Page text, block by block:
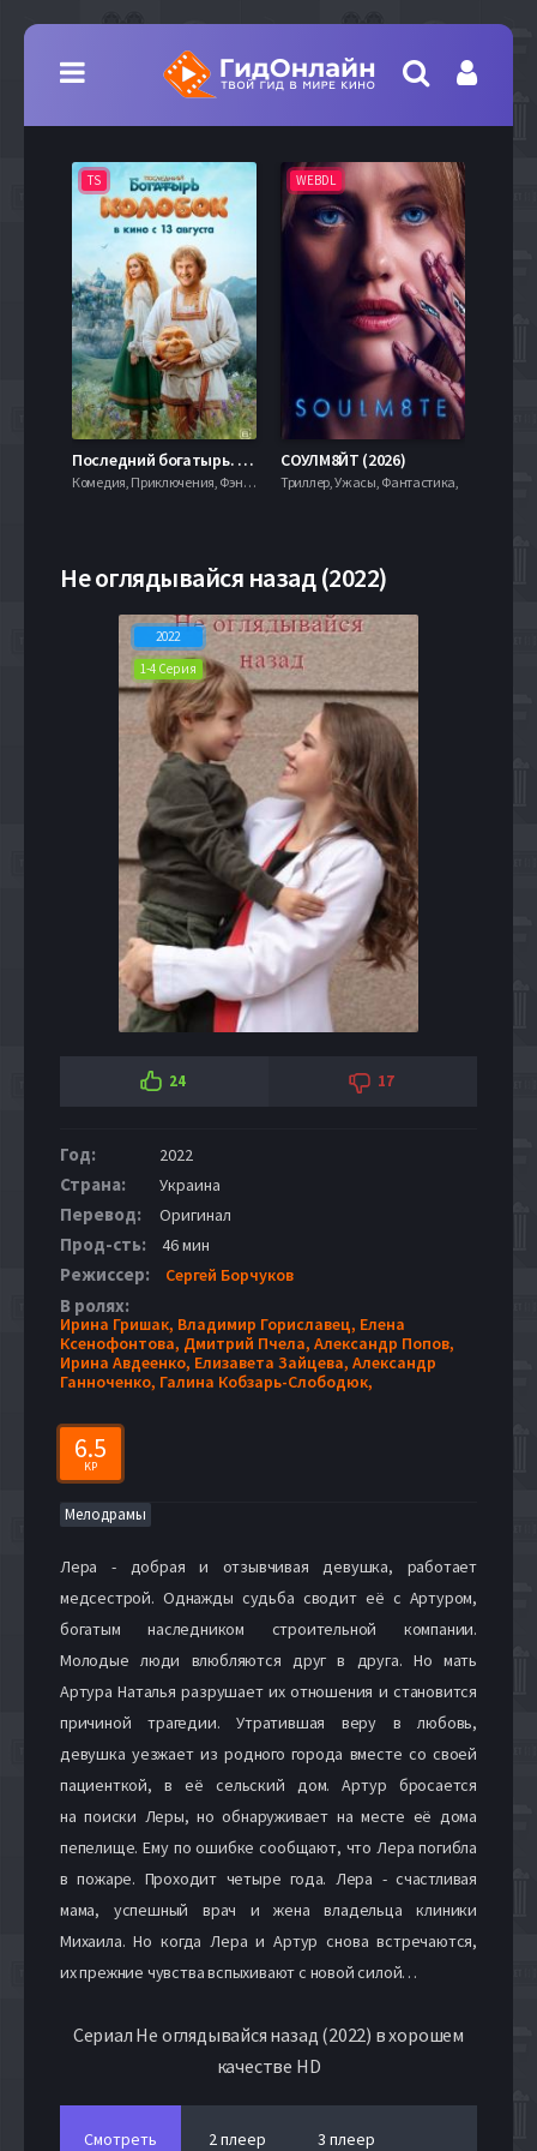
TS
Последний богатырь. Колобок (2026)
Комедия, Приключения, Фэнтези,
WEBDL
СОУЛМ8ЙТ (2026)
Триллер, Ужасы, Фантастика,
Не оглядывайся назад (2022)
2022
1-4 Серия
24 17
Год: 2022
Страна: Украина
Перевод: Оригинал
Прод-сть: 46 мин
Режиссер: Сергей Борчуков
В ролях:
Ирина Гришак, Владимир Гориславец, Елена
Ксенофонтова, Дмитрий Пчела, Александр Попов,
Ирина Авдеенко, Елизавета Зайцева, Александр
Ганноченко, Галина Кобзарь-Слободюк,
6.5
KP
Мелодрамы
Лера - добрая и отзывчивая девушка, работает
медсестрой. Однажды судьба сводит её с Артуром,
богатым наследником строительной компании.
Молодые люди влюбляются друг в друга. Но мать
Артура Наталья разрушает их отношения и становится
причиной трагедии. Утратившая веру в любовь,
девушка уезжает из родного города вместе со своей
пациенткой, в её сельский дом. Артур бросается
на поиски Леры, но обнаруживает на месте её дома
пепелище. Ему по ошибке сообщают, что Лера погибла
в пожаре. Проходит четыре года. Лера - счастливая
мама, успешный врач и жена владельца клиники
Михаила. Но когда Лера и Артур снова встречаются,
их прежние чувства вспыхивают с новой силой…
Сериал Не оглядывайся назад (2022) в хорошем
качестве HD
Смотреть 2 плеер 3 плеер